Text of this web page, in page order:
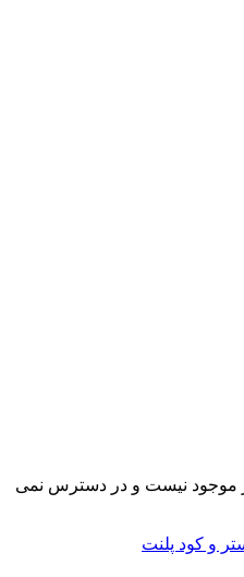
موجود نیست و در دسترس نمی
و کود پلنت